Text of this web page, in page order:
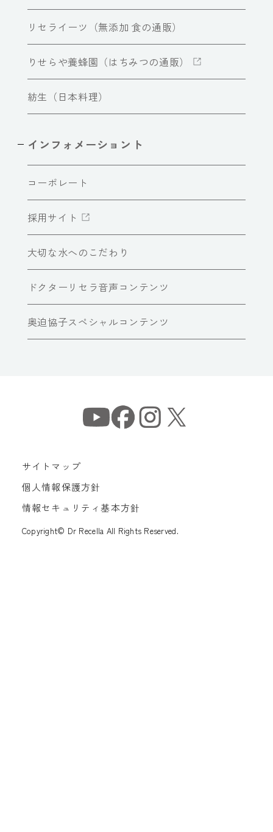
リセライーツ（無添加 食の通販）
りせらや養蜂園（はちみつの通販）
紡生（日本料理）
インフォメーショント
コーポレート
採用サイト
大切な水へのこだわり
ドクターリセラ音声コンテンツ
奥迫協子スペシャルコンテンツ
サイトマップ
個人情報保護方針
情報セキュリティ基本方針
Copyright© Dr Recella All Rights Reserved.